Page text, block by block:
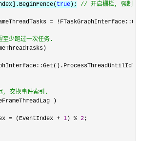
true ); // 开启栅栏, 强制同
= !
至少跑过一次任务.
, 交换事件索引.
)
= (EventIndex + 1 ) % 2;